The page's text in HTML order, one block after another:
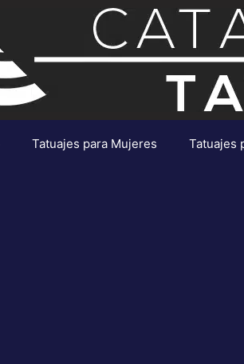
Tatuajes para Mujeres Tatuajes